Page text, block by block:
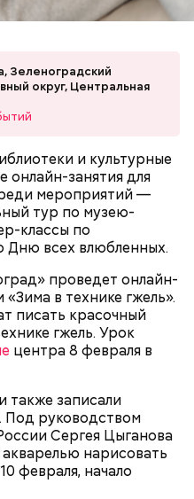
Зеленоградский
округ, Центральная
и культурные
онлайн-занятия для
мероприятий —
тур по музею-
классы по
Дню всех влюбленных.
проведет онлайн-
в технике гжель».
писать красочный
гжель. Урок
центра 8 февраля в
также записали
Под руководством
Сергея Цыганова
нарисовать
февраля, начало
модернизма 1970-х